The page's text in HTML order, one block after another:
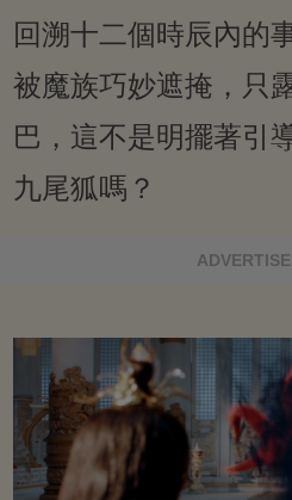
回溯十二個時辰內的
被魔族巧妙遮掩，只
巴，這不是明擺著引
九尾狐嗎？